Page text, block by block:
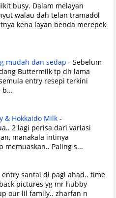
busy. Dalam melayan
walau dah telan tramadol
kena layan benda merepek
mudah dan sedap - Sebelum
Buttermilk tp dh lama
entry resepi terkini
b...
& Hokkaido Milk -
2 lagi perisa dari variasi
manakala intinya
memuaskan.. Paling s...
entry santai di pagi ahad.. time
pictures yg mr hubby
our lil family.. zharfan n